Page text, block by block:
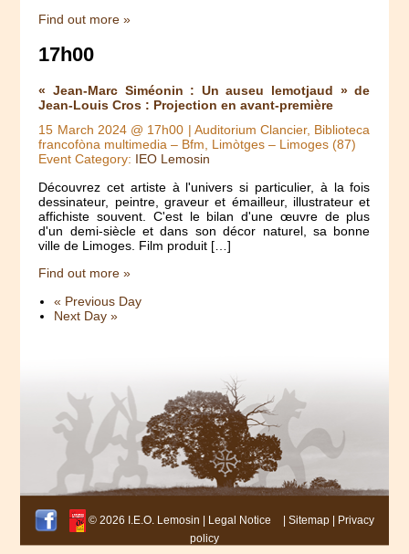
Find out more »
17h00
« Jean-Marc Siméonin : Un auseu lemotjaud » de
Jean-Louis Cros : Projection en avant-première
15 March 2024 @ 17h00 | Auditorium Clancier, Biblioteca
francofòna multimedia – Bfm, Limòtges – Limoges (87)
Event Category: IEO Lemosin
Découvrez cet artiste à l'univers si particulier, à la fois
dessinateur, peintre, graveur et émailleur, illustrateur et
affichiste souvent. C'est le bilan d'une œuvre de plus
d'un demi-siècle et dans son décor naturel, sa bonne
ville de Limoges. Film produit […]
Find out more »
« Previous Day
Next Day»
© 2026 I.E.O. Lemosin | Legal Notice | Sitemap | Privacy
policy